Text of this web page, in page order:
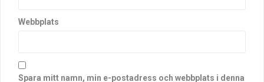
Webbplats
Spara mitt namn, min e-postadress och webbplats i denna